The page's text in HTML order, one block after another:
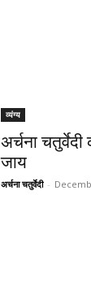
व्यंग्य
अर्चना
जाय
अर्चना चतुर्वेदी -